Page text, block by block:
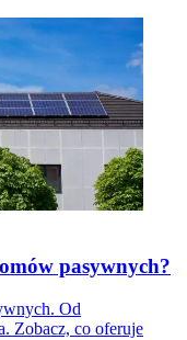
pasywnych?
Od
Zobacz, co oferuje